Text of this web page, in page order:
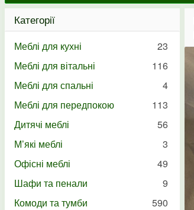
Категорії
Меблі для кухні
23
Меблі для вітальні
116
Меблі для спальні
4
Меблі для передпокою
113
Дитячі меблі
56
М’які меблі
3
Офісні меблі
49
Шафи та пенали
9
Комоди та тумби
590